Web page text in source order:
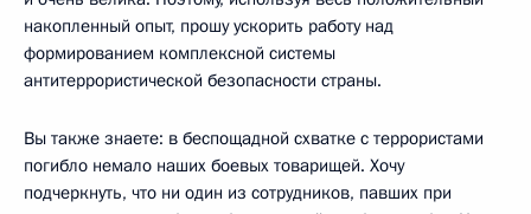
накопленный опыт, прошу ускорить работу над
формированием комплексной системы
антитеррористической безопасности страны.
Вы также знаете: в беспощадной схватке с террористами
погибло немало наших боевых товарищей. Хочу
подчеркнуть, что ни один из сотрудников, павших при